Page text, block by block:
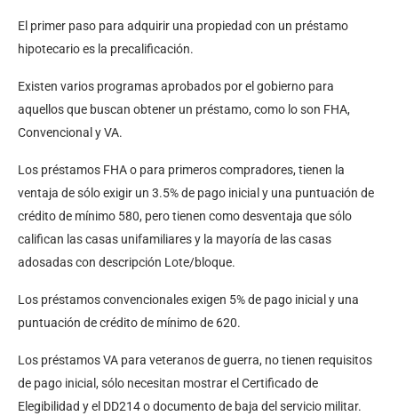
El primer paso para adquirir una propiedad con un préstamo
hipotecario es la precalificación.
Existen varios programas aprobados por el gobierno para
aquellos que buscan obtener un préstamo, como lo son FHA,
Convencional y VA.
Los préstamos FHA o para primeros compradores, tienen la
ventaja de sólo exigir un 3.5% de pago inicial y una puntuación de
crédito de mínimo 580, pero tienen como desventaja que sólo
califican las casas unifamiliares y la mayoría de las casas
adosadas con descripción Lote/bloque.
Los préstamos convencionales exigen 5% de pago inicial y una
puntuación de crédito de mínimo de 620.
Los préstamos VA para veteranos de guerra, no tienen requisitos
de pago inicial, sólo necesitan mostrar el Certificado de
Elegibilidad y el DD214 o documento de baja del servicio militar.